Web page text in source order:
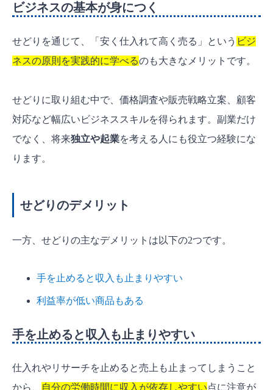
ビジネスの基本が身につく
せどりを通じて、「安く仕入れて高く売る」という ビジ
ネスの原則を実践的に学べるのも大きなメリットです。
せどりに取り組む中で、価格調査や販売戦略立案、顧客
対応など幅広いビジネススキルを得られます。副業だけ
でなく、将来独立や起業を考える人にも役立つ経験にな
ります。
せどりのデメリット
一方、せどりの主なデメリットは以下の2つです。
手を止めると収入も止まりやすい
利益率が低い商品もある
手を止めると収入も止まりやすい
仕入れやリサーチを止めると売上も止まってしまうこと
から、
自分の労働時間に収入が依存しやすい点に注意が